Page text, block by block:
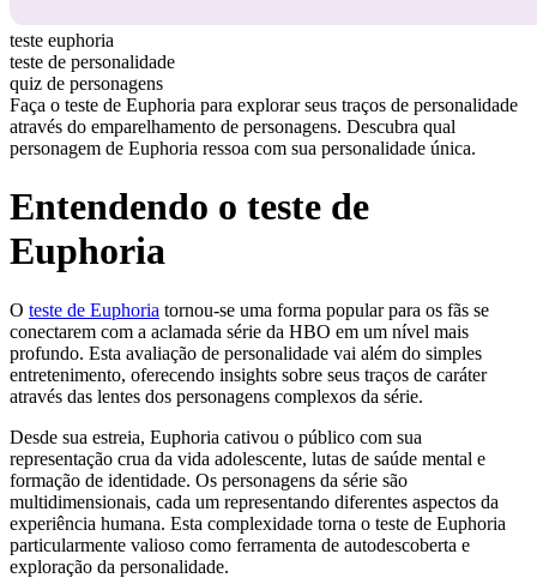
teste euphoria
teste de personalidade
quiz de personagens
Faça o teste de Euphoria para explorar seus traços de personalidade
através do emparelhamento de personagens. Descubra qual
personagem de Euphoria ressoa com sua personalidade única.
Entendendo o teste de
Euphoria
O teste de Euphoria tornou-se uma forma popular para os fãs se
conectarem com a aclamada série da HBO em um nível mais
profundo. Esta avaliação de personalidade vai além do simples
entretenimento, oferecendo insights sobre seus traços de caráter
através das lentes dos personagens complexos da série.
Desde sua estreia, Euphoria cativou o público com sua
representação crua da vida adolescente, lutas de saúde mental e
formação de identidade. Os personagens da série são
multidimensionais, cada um representando diferentes aspectos da
experiência humana. Esta complexidade torna o teste de Euphoria
particularmente valioso como ferramenta de autodescoberta e
exploração da personalidade.